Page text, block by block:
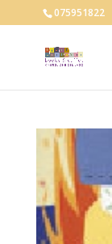
075951822